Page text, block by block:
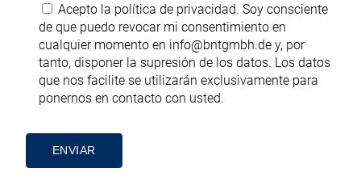
Acepto la política de privacidad. Soy consciente
de que puedo revocar mi consentimiento en
cualquier momento en info@bntgmbh.dey, por
tanto, disponer la supresión de los datos. Los datos
que nos facilite se utilizarán exclusivamente para
ponernos en contacto con usted.